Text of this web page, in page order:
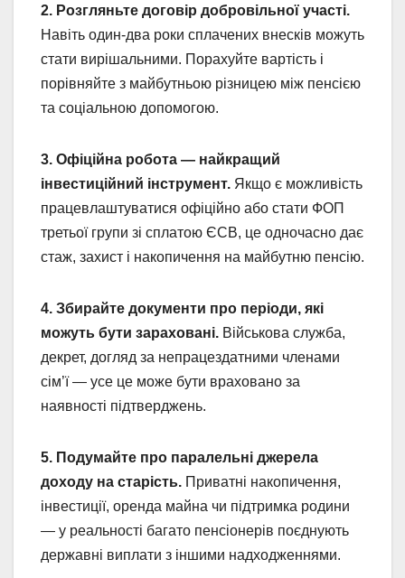
2. Розгляньте договір добровільної участі.
Навіть один-два роки сплачених внесків можуть
стати вирішальними. Порахуйте вартість і
порівняйте з майбутньою різницею між пенсією
та соціальною допомогою.
3. Офіційна робота — найкращий
інвестиційний інструмент. Якщо є можливість
працевлаштуватися офіційно або стати ФОП
третьої групи зі сплатою ЄСВ, це одночасно дає
стаж, захист і накопичення на майбутню пенсію.
4. Збирайте документи про періоди, які
можуть бути зараховані. Військова служба,
декрет, догляд за непрацездатними членами
сім’ї — усе це може бути враховано за
наявності підтверджень.
5. Подумайте про паралельні джерела
доходу на старість. Приватні накопичення,
інвестиції, оренда майна чи підтримка родини
— у реальності багато пенсіонерів поєднують
державні виплати з іншими надходженнями.